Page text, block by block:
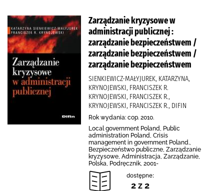
Zarządzanie kryzysowe w
administracji publicznej :
zarządzanie bezpieczeństwem /
zarządzanie bezpieczeństwem /
zarządzanie bezpieczeństwem
SIENKIEWICZ-MAŁYJUREK, KATARZYNA,
KRYNOJEWSKI, FRANCISZEK R.
KRYNOJEWSKI, FRANCISZEK R.,
KRYNOJEWSKI, FRANCISZEK R., DIFIN
Rok wydania: cop. 2010.
Local government Poland, Public
administration Poland, Crisis
management in government Poland.,
Bezpieczeństwo publiczne, Zarządzanie
kryzysowe, Administracja, Zarządzanie,
Polska, Podręcznik, 2001-
dostępne:
2 z 2